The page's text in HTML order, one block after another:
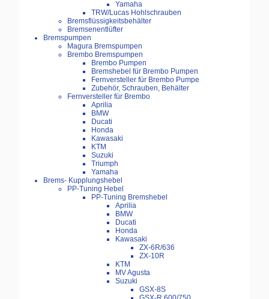
Yamaha
TRW/Lucas Hohlschrauben
Bremsflüssigkeitsbehälter
Bremsenentlüfter
Bremspumpen
Magura Bremspumpen
Brembo Bremspumpen
Brembo Pumpen
Bremshebel für Brembo Pumpen
Fernversteller für Brembo Pumpe
Zubehör, Schrauben, Behälter
Fernversteller für Brembo
Aprilia
BMW
Ducati
Honda
Kawasaki
KTM
Suzuki
Triumph
Yamaha
Brems- Kupplungshebel
PP-Tuning Hebel
PP-Tuning Bremshebel
Aprilia
BMW
Ducati
Honda
Kawasaki
ZX-6R/636
ZX-10R
KTM
MV Agusta
Suzuki
GSX-8S